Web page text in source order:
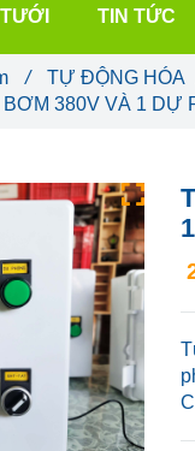
/ TỰ ĐỘNG HÓA
380V VÀ 1 DỰ
TIN TỨC